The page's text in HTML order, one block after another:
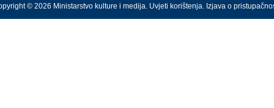
© 2026 Ministarstvo kulture i medija. Uvjeti korištenja. Izjava o